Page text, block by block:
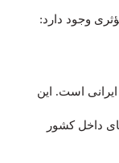
وجود دارد:
ساده‌ترین و موثرترین راهکار، استفاده از CDN ایرانی است. این
داخل کشور